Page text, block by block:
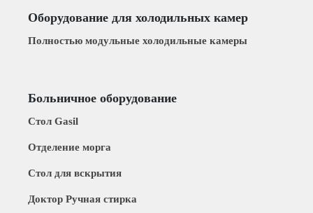
Оборудование для холодильных камер
Полностью модульные холодильные камеры
Больничное оборудование
Стол Gasil
Отделение морга
Стол для вскрытия
Доктор Ручная стирка